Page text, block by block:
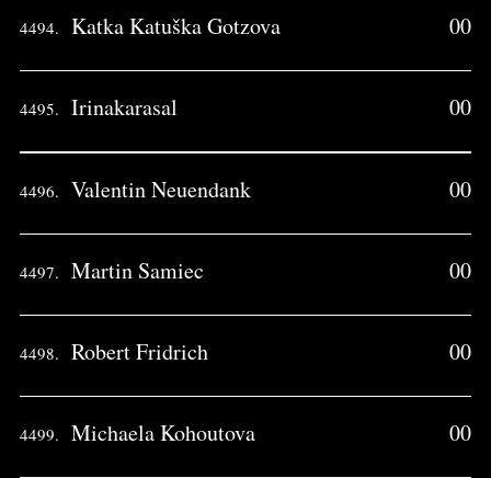
4494. Katka Katuška Gotzova 00
4495. Irinakarasal 00
4496. Valentin Neuendank 00
4497. Martin Samiec 00
4498. Robert Fridrich 00
4499. Michaela Kohoutova 00